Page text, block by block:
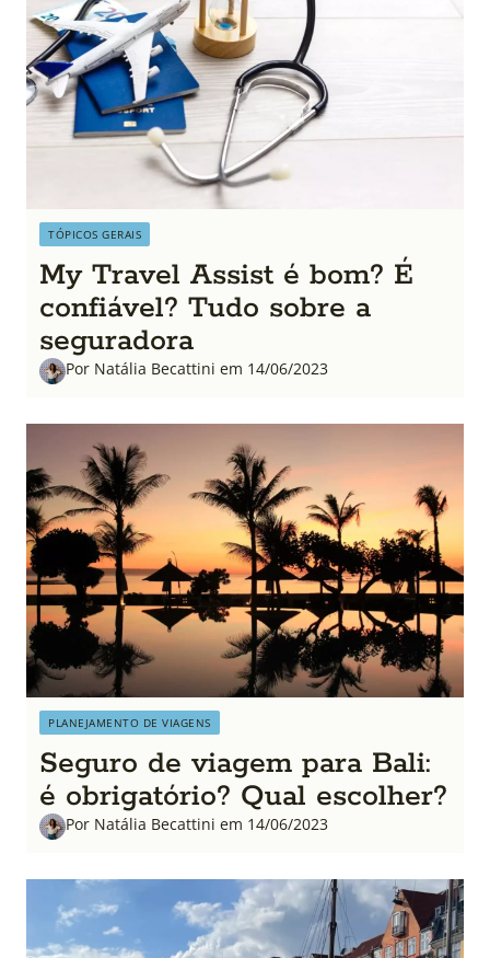
TÓPICOS GERAIS
My Travel Assist é bom? É
confiável? Tudo sobre a
seguradora
Por Natália Becattini em 14/06/2023
PLANEJAMENTO DE VIAGENS
Seguro de viagem para Bali:
é obrigatório? Qual escolher?
Por Natália Becattini em 14/06/2023